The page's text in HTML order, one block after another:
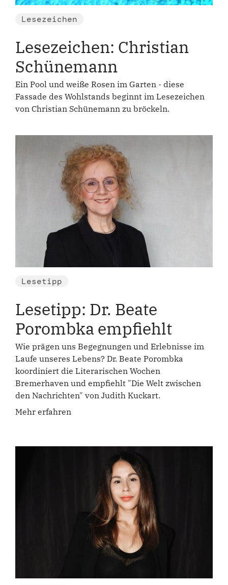
Lesezeichen
Lesezeichen: Christian
Schünemann
Ein Pool und weiße Rosen im Garten - diese
Fassade des Wohlstands beginnt im Lesezeichen
von Christian Schünemann zu bröckeln.
Lesetipp
Lesetipp: Dr. Beate
Porombka empfiehlt
Wie prägen uns Begegnungen und Erlebnisse im
Laufe unseres Lebens? Dr. Beate Porombka
koordiniert die Literarischen Wochen
Bremerhaven und empfiehlt "Die Welt zwischen
den Nachrichten" von Judith Kuckart.
Mehr erfahren